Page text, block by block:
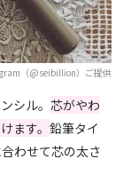
（@seibillion）ご提供
シル。芯がやわ
ます。鉛筆タイ
わせて芯の太さ